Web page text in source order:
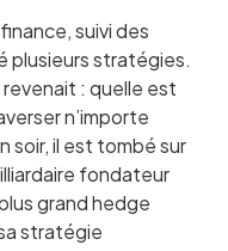
du All
risque
actif
All Weather
avec des ETF
2022
suivi des
plusieurs stratégies.
: quelle est
n’importe
soir, il est tombé sur
fondateur
grand hedge
stratégie